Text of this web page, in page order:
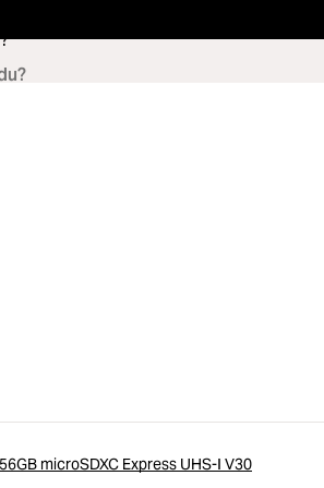
microSDXC Express UHS-I V30